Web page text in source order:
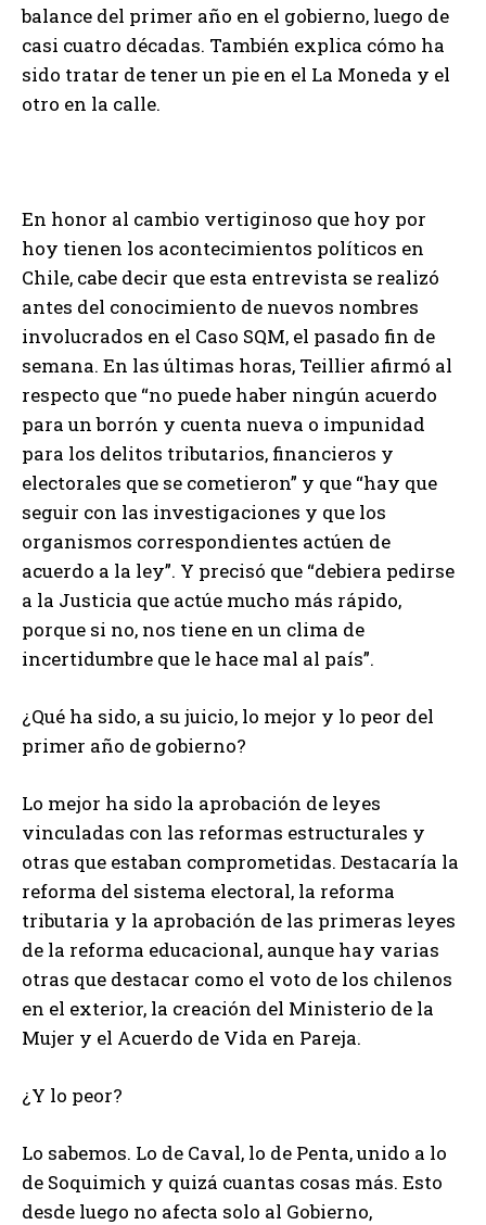
balance del primer año en el gobierno, luego de
casi cuatro décadas. También explica cómo ha
sido tratar de tener un pie en el La Moneda y el
otro en la calle.
En honor al cambio vertiginoso que hoy por
hoy tienen los acontecimientos políticos en
Chile, cabe decir que esta entrevista se realizó
antes del conocimiento de nuevos nombres
involucrados en el Caso SQM, el pasado fin de
semana. En las últimas horas, Teillier afirmó al
respecto que “no puede haber ningún acuerdo
para un borrón y cuenta nueva o impunidad
para los delitos tributarios, financieros y
electorales que se cometieron” y que “hay que
seguir con las investigaciones y que los
organismos correspondientes actúen de
acuerdo a la ley”. Y precisó que “debiera pedirse
a la Justicia que actúe mucho más rápido,
porque si no, nos tiene en un clima de
incertidumbre que le hace mal al país”.
¿Qué ha sido, a su juicio, lo mejor y lo peor del
primer año de gobierno?
Lo mejor ha sido la aprobación de leyes
vinculadas con las reformas estructurales y
otras que estaban comprometidas. Destacaría la
reforma del sistema electoral, la reforma
tributaria y la aprobación de las primeras leyes
de la reforma educacional, aunque hay varias
otras que destacar como el voto de los chilenos
en el exterior, la creación del Ministerio de la
Mujer y el Acuerdo de Vida en Pareja.
¿Y lo peor?
Lo sabemos. Lo de Caval, lo de Penta, unido a lo
de Soquimich y quizá cuantas cosas más. Esto
desde luego no afecta solo al Gobierno,